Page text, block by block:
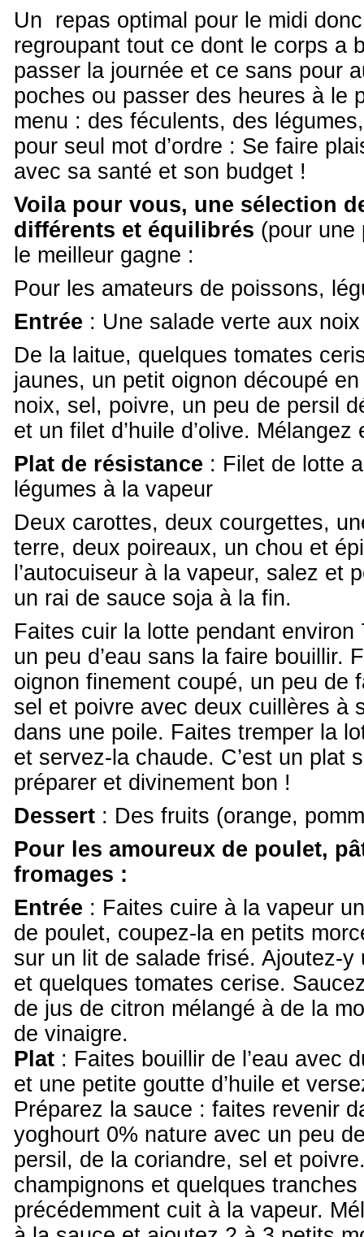
Un repas optimal pour le midi
regroupant tout ce dont le corps a
passer la journée et ce sans pour
poches ou passer des heures à le
menu : des féculents, des
pour seul mot d’ordre : Se faire
avec sa santé et son budget !
Voila pour vous, une sélection
différents et équilibrés (pour une
le meilleur gagne :
Pour les amateurs de poissons,
Entrée : Une salade verte aux noix
De la laitue, quelques tomates
jaunes, un petit oignon découpé
noix, sel, poivre, un peu de persil
et un filet d’huile d’olive.
Plat de résistance : Filet de lotte
légumes à la vapeur
Deux carottes, deux courgettes,
terre, deux poireaux, un chou et
l’autocuiseur à la vapeur, salez et
un rai de sauce soja à la fin.
Faites cuir la lotte pendant environ
un peu d’eau sans la faire bouillir.
oignon finement coupé, un peu de
sel et poivre avec deux cuillères à
dans une poile. Faites tremper la
et servez-la chaude. C’est un plat
préparer et divinement bon !
Dessert : Des fruits (orange,
Pour les amoureux de poulet,
fromages :
Entrée : Faites cuire à la vapeur
de poulet, coupez-la en petits
sur un lit de salade frisé. Ajoutez-y
et quelques tomates cerise.
de jus de citron mélangé à de la
de vinaigre.
Plat : Faites bouillir de l’eau avec
et une petite goutte d’huile et
Préparez la sauce : faites revenir
yoghourt 0% nature avec un peu
persil, de la coriandre, sel et
champignons et quelques
précédemment cuit à la vapeur.